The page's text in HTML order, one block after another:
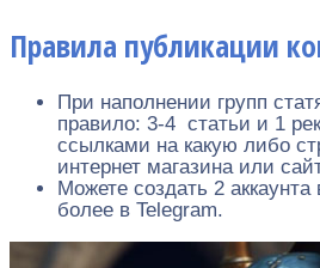
Правила публикации
При наполнении групп
правило: 3-4 статьи и 1
ссылками на какую либо
интернет магазина или
Можете создать 2 аккаунта
более в Telegram.